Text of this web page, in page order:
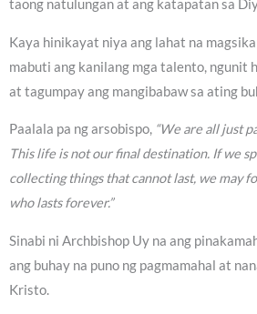
taong natulungan at ang katapatan sa
Kaya hinikayat niya ang lahat na
mabuti ang kanilang mga talento, ngunit
at tagumpay ang mangibabaw sa ating
Paalala pa ng arsobispo, “We are all just
This life is not our final destination. If we
collecting things that cannot last, we may
who lasts forever.”
Sinabi ni Archbishop Uy na ang
ang buhay na puno ng pagmamahal at
Kristo.